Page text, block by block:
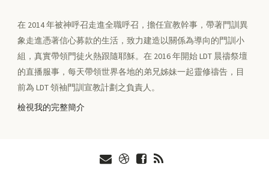
在 2014 年被神呼召走進全職呼召，擔任宣教幹事，帶著門訓異
象走進憑著信心募款的生活，致力建造以關係為導向的門訓小
組，真實帶領門徒火熱跟隨耶穌。在 2016 年開始 LDT 晨禱祭壇
的直播服事，每天帶領世界各地的弟兄姊妹一起靈修禱告，目
前為 LDT 領袖門訓宣教計劃之負責人。
檢視我的完整簡介